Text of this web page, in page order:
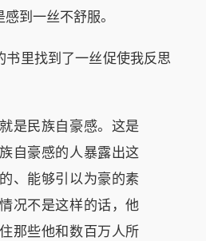
到一丝不舒服。
书里找到了一丝促使我反思
是民族自豪感。这是
自豪感的人暴露出这
、能够引以为豪的素
况不是这样的话，他
那些他和数百万人所